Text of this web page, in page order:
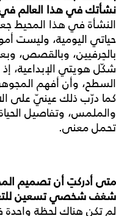
نشأتكفيهذا العالم
النشأة في هذا المحيط
حياتي اليومية، وليست
بالحِرفيين، وبالقصص،
شكّل هويتي الإبداعية،
السطح، وأن أفهم
كما درّب ذلك عينيّ على
والملمس، وتفاصيل
تحمل معنى.
متىأدركتِأنتصميم
شغفشخصيتسعين
لم تكن هناك لحظة واحدة